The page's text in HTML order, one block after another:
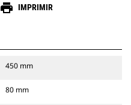
print IMPRIMIR
450 mm
80 mm